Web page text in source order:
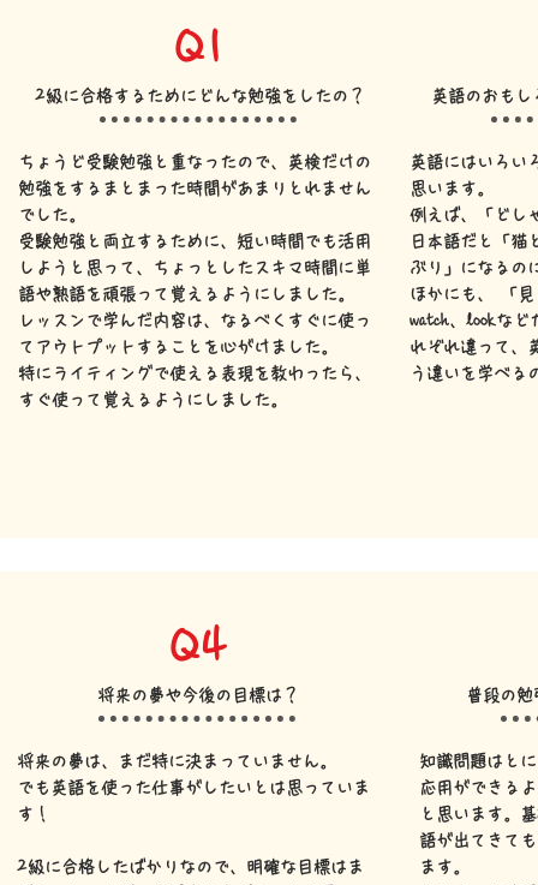
Q1
2級に合格するためにどんな勉強をしたの？
ちょうど受験勉強と重なったので、英検だけの
勉強をするまとまった時間があまりとれません
でした。
受験勉強と両立するために、短い時間でも活用
しようと思って、ちょっとしたスキマ時間に単
語や熟語を頑張って覚えるようにしました。
レッスンで学んだ内容は、なるべくすぐに使っ
てアウトプットすることを心がけました。
特にライティングで使える表現を教わったら、
すぐ使って覚えるようにしました。
英語のおも
英語にはいろい
思います。
例えば、「どし
日本語だと「猫
ぶり」になるの
ほかにも、 「見
watch、lookな
れぞれ違って、
う違いを学べる
Q4
将来の夢や今後の目標は？
将来の夢は、まだ特に決まっていません。
でも英語を使った仕事がしたいとは思っていま
す！
2級に合格したばかりなので、明確な目標はま
普段の
知識問題はと
応用ができる
と思います。
語が出てきて
ます。